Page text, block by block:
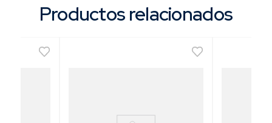
Productos relacionados